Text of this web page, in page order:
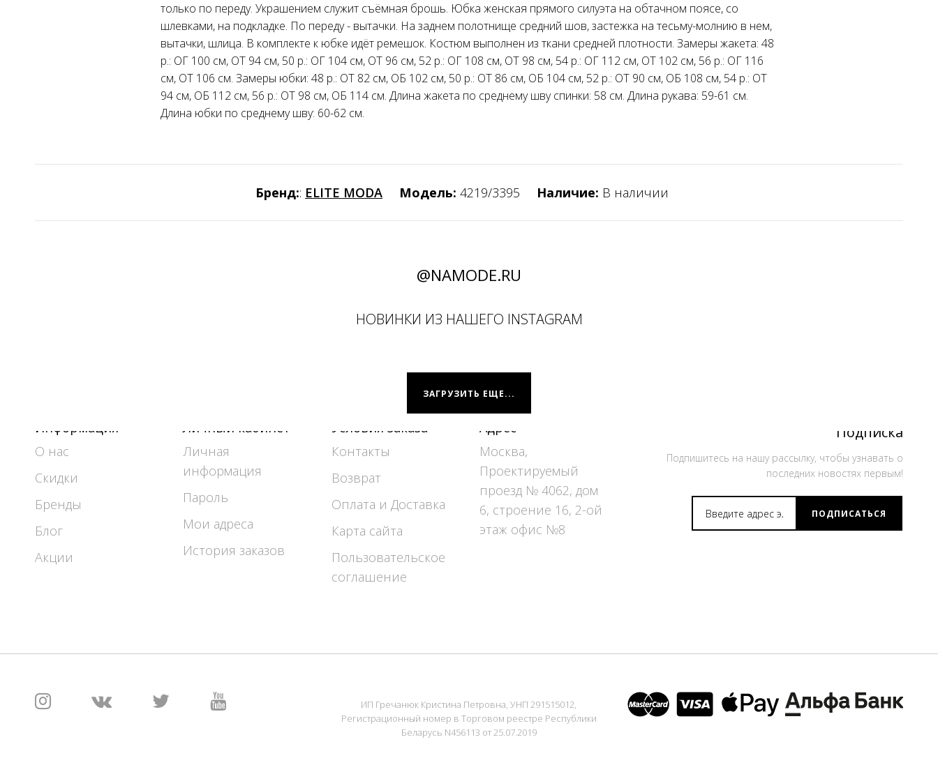
только по переду. Украшением служит съёмная брошь. Юбка женская прямого силуэта на обтачном поясе, со
шлевками, на подкладке. По переду - вытачки. На заднем полотнище средний шов, застежка на тесьму-молнию в нем,
вытачки, шлица. В комплекте к юбке идёт ремешок. Костюм выполнен из ткани средней плотности. Замеры жакета: 48
р.: ОГ 100 см, ОТ 94 см, 50 р.: ОГ 104 см, ОТ 96 см, 52 р.: ОГ 108 см, ОТ 98 см, 54 р.: ОГ 112 см, ОТ 102 см, 56 р.: ОГ 116
см, ОТ 106 см. Замеры юбки: 48 р.: ОТ 82 см, ОБ 102 см, 50 р.: ОТ 86 см, ОБ 104 см, 52 р.: ОТ 90 см, ОБ 108 см, 54 р.: ОТ
94 см, ОБ 112 см, 56 р.: ОТ 98 см, ОБ 114 см. Длина жакета по среднему шву спинки: 58 см. Длина рукава: 59-61 см.
Длина юбки по среднему шву: 60-62 см.
Бренд:: ELITE MODA Модель: 4219/3395 Наличие: В наличии
@NAMODE.RU
НОВИНКИ ИЗ НАШЕГО INSTAGRAM
ЗАГРУЗИТЬ ЕЩЕ...
Информация
О нас
Скидки
Бренды
Блог
Акции
Личный кабинет
Личная
информация
Пароль
Мои адреса
История заказов
Условия заказа
Контакты
Возврат
Оплата и Доставка
Карта сайта
Пользовательское
соглашение
Адрес
Москва,
Проектируемый
проезд № 4062, дом
6, строение 16, 2-ой
этаж офис №8
Подписка
Подпишитесь на нашу рассылку, чтобы узнавать о
последних новостях первым!
ПОДПИСАТЬСЯ
ИП Гречанюк Кристина Петровна, УНП 291515012,
Регистрационный номер в Торговом реестре Республики
Беларусь N456113 от 25.07.2019